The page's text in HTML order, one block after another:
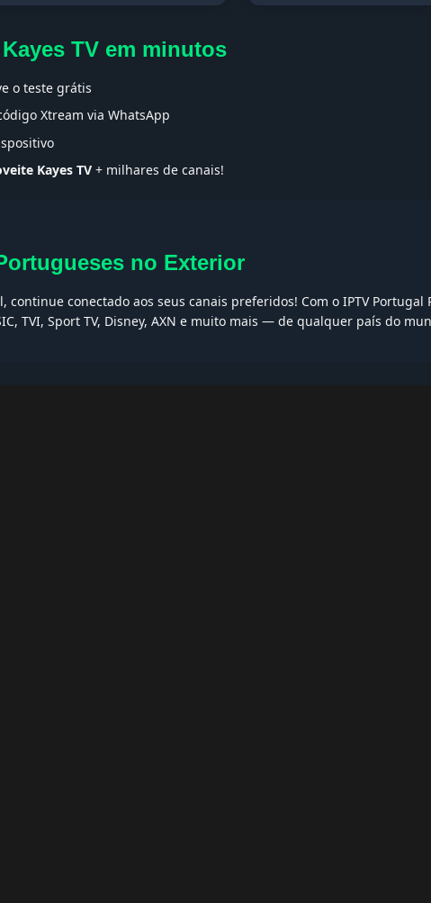
TV em minutos
o teste grátis
Xtream via WhatsApp
Kayes TV + milhares de canais!
no Exterior
continue conectado aos seus canais preferidos! Com o IPTV Portugal
TVI, Sport TV, Disney, AXN e muito mais — de qualquer país do